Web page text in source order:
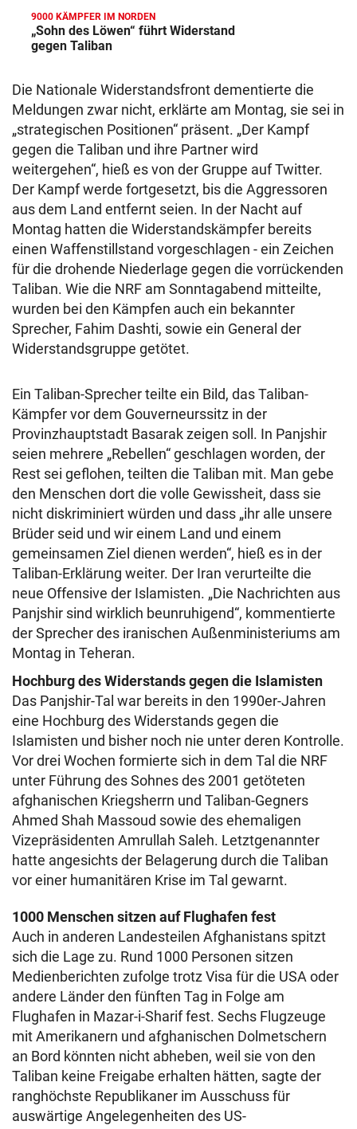
9000 KÄMPFER IM NORDEN
„Sohn des Löwen“ führt Widerstand
gegen Taliban
Die Nationale Widerstandsfront dementierte die
Meldungen zwar nicht, erklärte am Montag, sie sei in
„strategischen Positionen“ präsent. „Der Kampf
gegen die Taliban und ihre Partner wird
weitergehen“, hieß es von der Gruppe auf Twitter.
Der Kampf werde fortgesetzt, bis die Aggressoren
aus dem Land entfernt seien. In der Nacht auf
Montag hatten die Widerstandskämpfer bereits
einen Waffenstillstand vorgeschlagen - ein Zeichen
für die drohende Niederlage gegen die vorrückenden
Taliban. Wie die NRF am Sonntagabend mitteilte,
wurden bei den Kämpfen auch ein bekannter
Sprecher, Fahim Dashti, sowie ein General der
Widerstandsgruppe getötet.
Ein Taliban-Sprecher teilte ein Bild, das Taliban-
Kämpfer vor dem Gouverneurssitz in der
Provinzhauptstadt Basarak zeigen soll. In Panjshir
seien mehrere „Rebellen“ geschlagen worden, der
Rest sei geflohen, teilten die Taliban mit. Man gebe
den Menschen dort die volle Gewissheit, dass sie
nicht diskriminiert würden und dass „ihr alle unsere
Brüder seid und wir einem Land und einem
gemeinsamen Ziel dienen werden“, hieß es in der
Taliban-Erklärung weiter. Der Iran verurteilte die
neue Offensive der Islamisten. „Die Nachrichten aus
Panjshir sind wirklich beunruhigend“, kommentierte
der Sprecher des iranischen Außenministeriums am
Montag in Teheran.
Hochburg des Widerstands gegen die Islamisten
Das Panjshir-Tal war bereits in den 1990er-Jahren
eine Hochburg des Widerstands gegen die
Islamisten und bisher noch nie unter deren Kontrolle.
Vor drei Wochen formierte sich in dem Tal die NRF
unter Führung des Sohnes des 2001 getöteten
afghanischen Kriegsherrn und Taliban-Gegners
Ahmed Shah Massoud sowie des ehemaligen
Vizepräsidenten Amrullah Saleh. Letztgenannter
hatte angesichts der Belagerung durch die Taliban
vor einer humanitären Krise im Tal gewarnt.
1000 Menschen sitzen auf Flughafen fest
Auch in anderen Landesteilen Afghanistans spitzt
sich die Lage zu. Rund 1000 Personen sitzen
Medienberichten zufolge trotz Visa für die USA oder
andere Länder den fünften Tag in Folge am
Flughafen in Mazar-i-Sharif fest. Sechs Flugzeuge
mit Amerikanern und afghanischen Dolmetschern
an Bord könnten nicht abheben, weil sie von den
Taliban keine Freigabe erhalten hätten, sagte der
ranghöchste Republikaner im Ausschuss für
auswärtige Angelegenheiten des US-